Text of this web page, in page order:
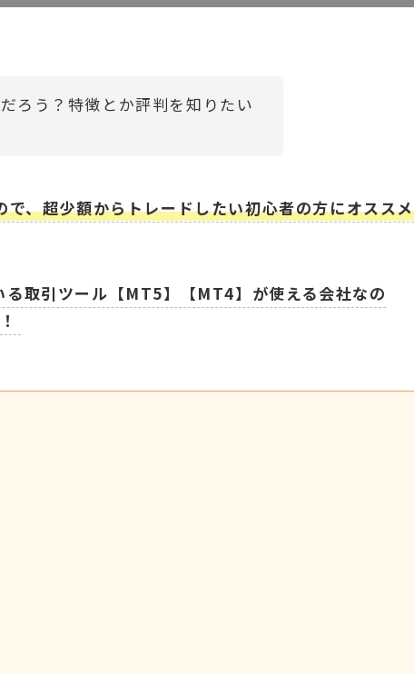
ろう？特徴とか評判を知りたい
、超少額からトレードしたい初心者の方にオススメ
取引ツール【MT5】【MT4】が使える会社なの